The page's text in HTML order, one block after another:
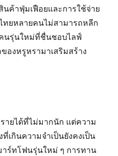
ค้าฟุ่มเฟือยและการใช้จ่าย
ยหลายคนไม่สามารถหลีก
คนรุ่นใหม่ที่ชื่นชอบไลฟ์
องหรูหรามาเสริมสร้าง
ยได้ที่ไม่มากนัก แต่ความ
เกินความจำเป็นยังคงเป็น
ร์ทโฟนรุ่นใหม่ ๆ การทาน